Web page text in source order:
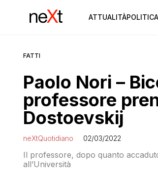
ATTUALITÀPOLITICA
FATTI
Paolo Nori –
professore
Dostoevskij
neXtQuotidiano 02/03/2022
Il professore, dopo quanto
all’Università